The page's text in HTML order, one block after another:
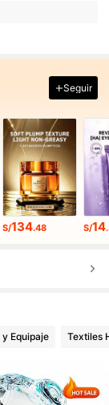
Seguir
S/134.48 S/14
y Equipaje Textiles